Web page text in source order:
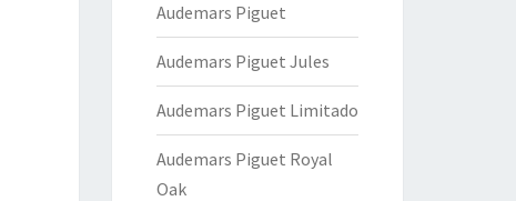
Audemars Piguet
Audemars Piguet Jules
Audemars Piguet Limitado
Audemars Piguet Royal
Oak